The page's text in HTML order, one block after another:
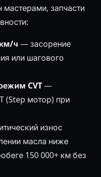
запчасти
ч — засорение
или шагового
CVT—
(Step мотор) при
износ
масла ниже
150 000+ км без